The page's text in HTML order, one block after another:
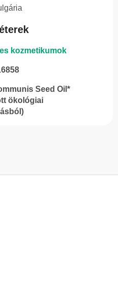
kozmetikumok
Seed Oil*
ökológiai